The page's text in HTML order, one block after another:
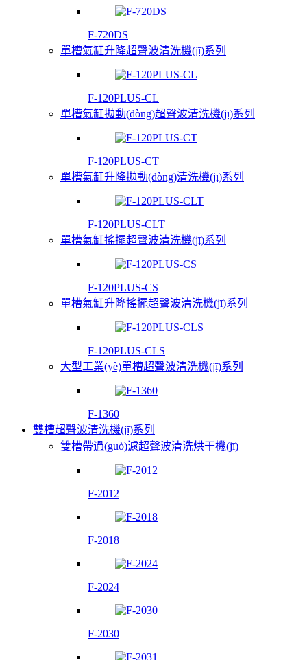
F-720DS
單槽氣缸升降超聲波清洗機(jī)系列
F-120PLUS-CL
單槽氣缸拋動(dòng)超聲波清洗機(jī)系列
F-120PLUS-CT
單槽氣缸升降拋動(dòng)清洗機(jī)系列
F-120PLUS-CLT
單槽氣缸搖擺超聲波清洗機(jī)系列
F-120PLUS-CS
單槽氣缸升降搖擺超聲波清洗機(jī)系列
F-120PLUS-CLS
大型工業(yè)單槽超聲波清洗機(jī)系列
F-1360
雙槽超聲波清洗機(jī)系列
雙槽帶過(guò)濾超聲波清洗烘干機(jī)
F-2012
F-2018
F-2024
F-2030